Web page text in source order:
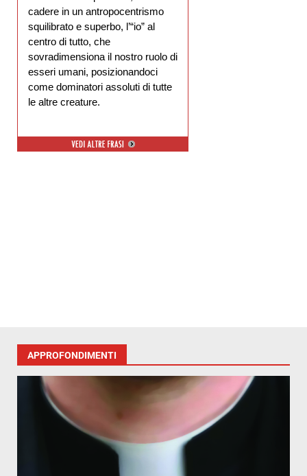
cadere in un antropocentrismo
squilibrato e superbo, l’“io” al
centro di tutto, che
sovradimensiona il nostro ruolo di
esseri umani, posizionandoci
come dominatori assoluti di tutte
le altre creature.
APPROFONDIMENTI